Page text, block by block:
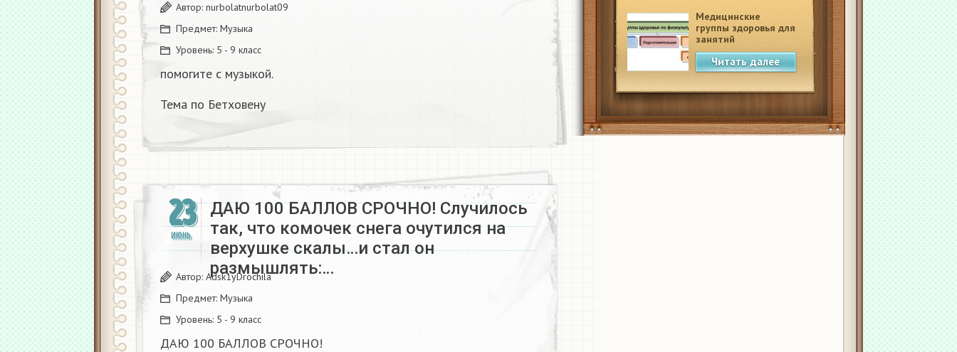
Медицинские
группы здоровья для
занятий
физкультурой в
школеЧитать далее
Автор: nurbolatnurbolat09
Предмет: Музыка
Уровень: 5 - 9 класс
помогите с музыкой.
Тема по Бетховену
23
ИЮНЬ
ДАЮ 100 БАЛЛОВ СРОЧНО! Случилось
так, что комочек снега очутился на
верхушке скалы…и стал он
размышлять:…
Автор: Adsk1yDrochila
Предмет: Музыка
Уровень: 5 - 9 класс
ДАЮ 100 БАЛЛОВ СРОЧНО!